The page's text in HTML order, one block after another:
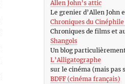
Allen John’s attic
Le grenier d’Allen John
Chroniques du
Chroniques de films et
Shangols
Un blog
L’Alligatographe
sur le cinéma (mais pas
BDFF (cinéma français)